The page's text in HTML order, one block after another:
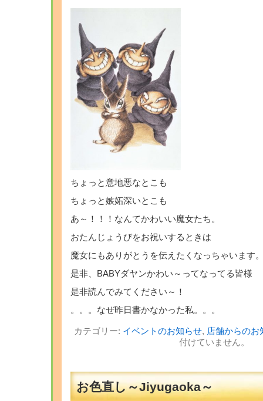
ちょっと意地悪なとこも
ちょっと嫉妬深いとこも
あ～！！！なんてかわいい魔女たち。
おたんじょうびをお祝いするときは
魔女にもありがとうを伝えたくなっちゃいます
是非、BABYダヤンかわい～ってなってる皆様
是非読んでみてください～！
。。。なぜ昨日書かなかった私。。。
カテゴリー: イベントのお知らせ, 店舗からのお
付けていません。
お色直し～Jiyugaoka～